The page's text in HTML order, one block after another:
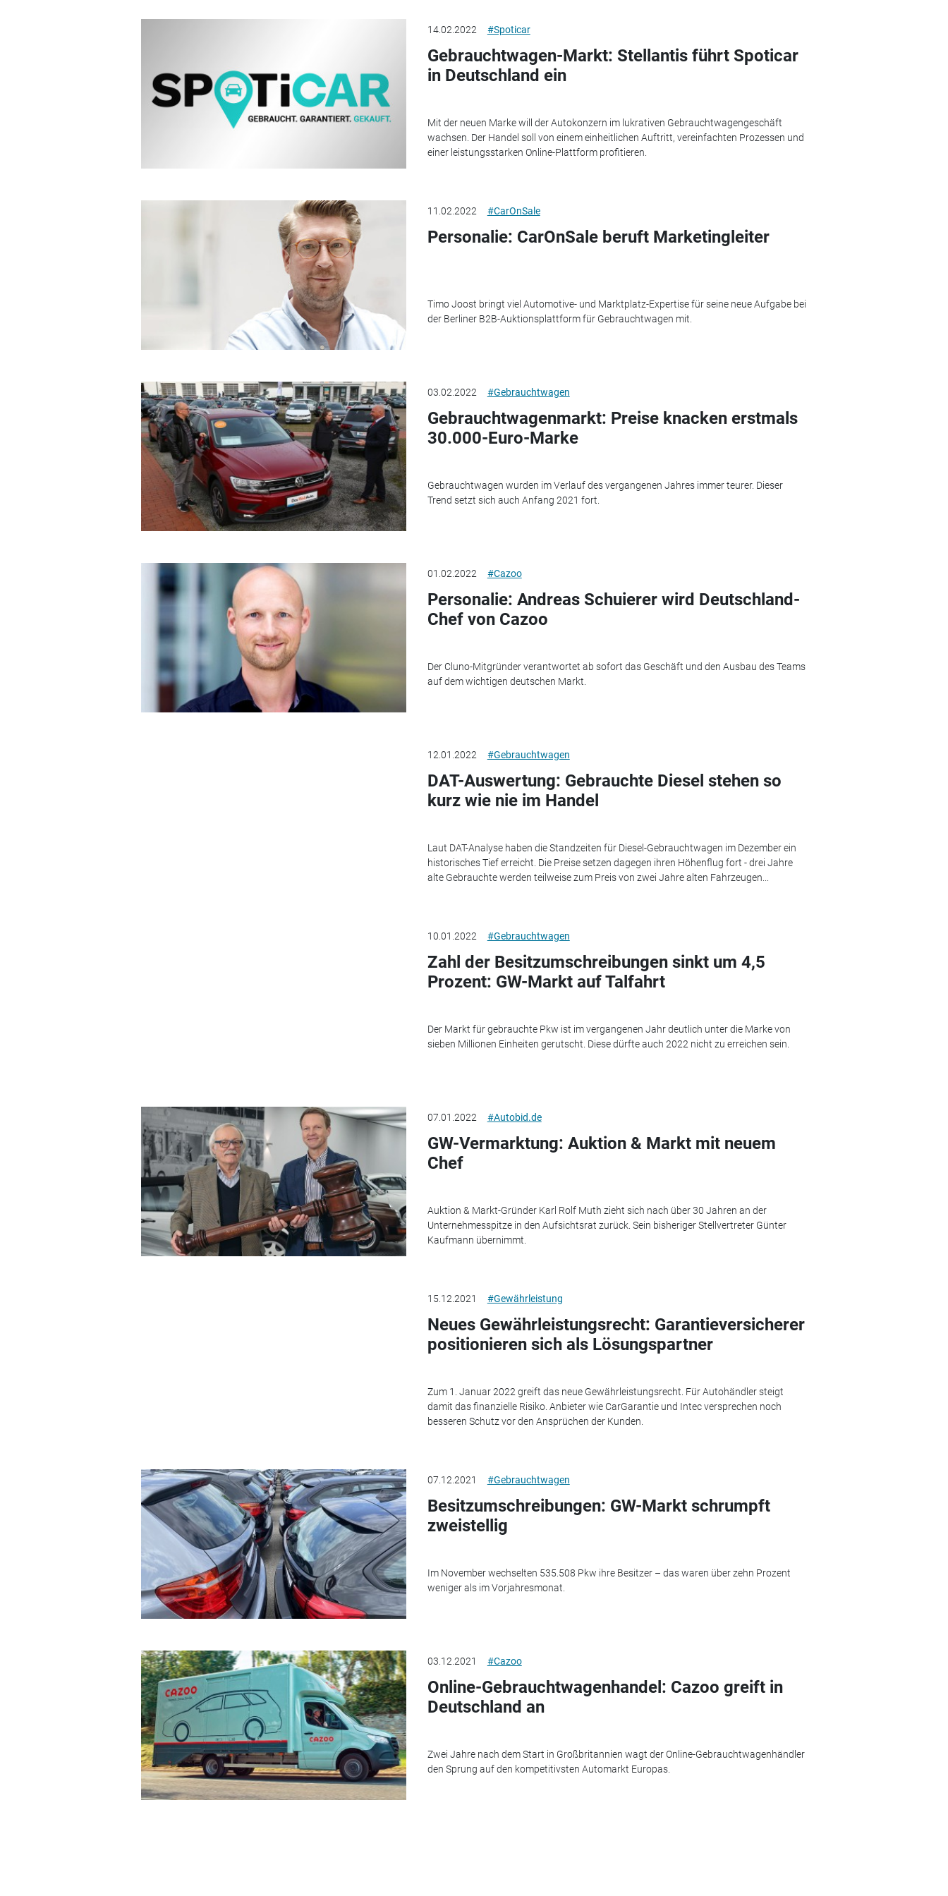
14.02.2022 #Spoticar
Gebrauchtwagen-Markt: Stellantis führt Spoticar
in Deutschland ein
Mit der neuen Marke will der Autokonzern im lukrativen Gebrauchtwagengeschäft
wachsen. Der Handel soll von einem einheitlichen Auftritt, vereinfachten Prozessen und
einer leistungsstarken Online-Plattform profitieren.
11.02.2022 #CarOnSale
Personalie: CarOnSale beruft Marketingleiter
Timo Joost bringt viel Automotive- und Marktplatz-Expertise für seine neue Aufgabe bei
der Berliner B2B-Auktionsplattform für Gebrauchtwagen mit.
03.02.2022 #Gebrauchtwagen
Gebrauchtwagenmarkt: Preise knacken erstmals
30.000-Euro-Marke
Gebrauchtwagen wurden im Verlauf des vergangenen Jahres immer teurer. Dieser
Trend setzt sich auch Anfang 2021 fort.
01.02.2022 #Cazoo
Personalie: Andreas Schuierer wird Deutschland-
Chef von Cazoo
Der Cluno-Mitgründer verantwortet ab sofort das Geschäft und den Ausbau des Teams
auf dem wichtigen deutschen Markt.
12.01.2022 #Gebrauchtwagen
DAT-Auswertung: Gebrauchte Diesel stehen so
kurz wie nie im Handel
Laut DAT-Analyse haben die Standzeiten für Diesel-Gebrauchtwagen im Dezember ein
historisches Tief erreicht. Die Preise setzen dagegen ihren Höhenflug fort - drei Jahre
alte Gebrauchte werden teilweise zum Preis von zwei Jahre alten Fahrzeugen...
10.01.2022 #Gebrauchtwagen
Zahl der Besitzumschreibungen sinkt um 4,5
Prozent: GW-Markt auf Talfahrt
Der Markt für gebrauchte Pkw ist im vergangenen Jahr deutlich unter die Marke von
sieben Millionen Einheiten gerutscht. Diese dürfte auch 2022 nicht zu erreichen sein.
07.01.2022 #Autobid.de
GW-Vermarktung: Auktion & Markt mit neuem
Chef
Auktion & Markt-Gründer Karl Rolf Muth zieht sich nach über 30 Jahren an der
Unternehmesspitze in den Aufsichtsrat zurück. Sein bisheriger Stellvertreter Günter
Kaufmann übernimmt.
15.12.2021 #Gewährleistung
Neues Gewährleistungsrecht: Garantieversicherer
positionieren sich als Lösungspartner
Zum 1. Januar 2022 greift das neue Gewährleistungsrecht. Für Autohändler steigt
damit das finanzielle Risiko. Anbieter wie CarGarantie und Intec versprechen noch
besseren Schutz vor den Ansprüchen der Kunden.
07.12.2021 #Gebrauchtwagen
Besitzumschreibungen: GW-Markt schrumpft
zweistellig
Im November wechselten 535.508 Pkw ihre Besitzer – das waren über zehn Prozent
weniger als im Vorjahresmonat.
03.12.2021 #Cazoo
Online-Gebrauchtwagenhandel: Cazoo greift in
Deutschland an
Zwei Jahre nach dem Start in Großbritannien wagt der Online-Gebrauchtwagenhändler
den Sprung auf den kompetitivsten Automarkt Europas.